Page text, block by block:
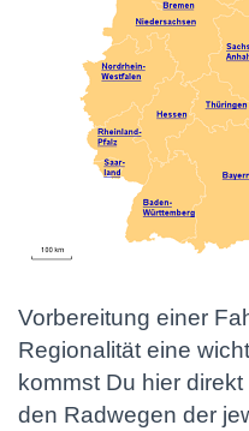
Vorbereitung einer
Regionalität eine
kommst Du hier
den Radwegen der